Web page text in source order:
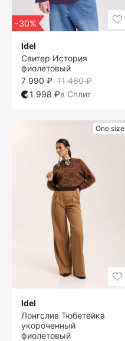
-30%
Idel
Свитер История
фиолетовый
11 480 ₽
7 990 ₽
1 998 ₽в Сплит
One size
Idel
Лонгслив Тюбетейка
укороченный
фиолетовый